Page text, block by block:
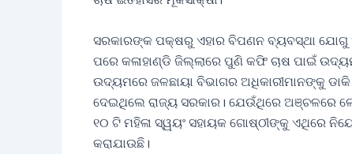
ସରକାରଙ୍କ ପକ୍ଷରୁ ଏହାର ବିପଣନ ବ୍ୟବସ୍ଥା ଯୋଗୁ
ପରେ କଳାହାଣ୍ଡି ଜିଲ୍ଲାରେ ପୁଣି କଫି ଚାଷ ପାଇଁ
ଉଦ୍ୟମରେ ଜଳଛାୟା ବିଭାଗର ଅଧିକାରୀମାନଙ୍କୁ
ଦେଇଥିଲେ ରାଜ୍ୟ ସରକାର। ଯେଉଁଥିରେ ଅଞ୍ଚଳରେ
୧୦ ଟି ମହିଳା ସ୍ୱୟଂ ସହାୟକ ଗୋଷ୍ଠୀଙ୍କୁ ଏଥିରେ
କରାଯାଉଛି।